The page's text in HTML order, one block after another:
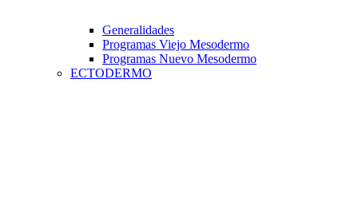
Generalidades
Programas Viejo Mesodermo
Programas Nuevo Mesodermo
ECTODERMO